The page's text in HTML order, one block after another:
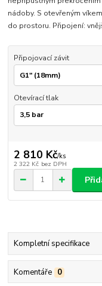
nádoby. S otevřeným
do prostoru. Připojení:
Připojovací závit
Otevírací tlak
2 810 Kč/ks
2 322 Kč bez DPH
Kompletní specifikace
Komentáře 0